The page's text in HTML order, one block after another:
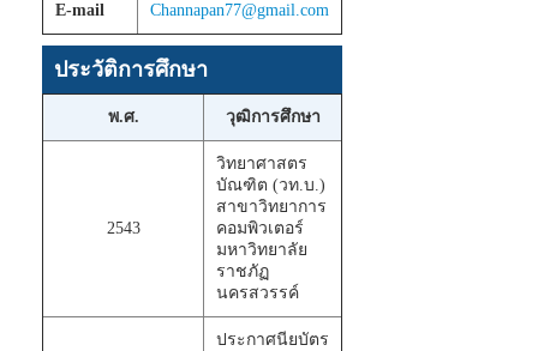
E-mail Channapan77@gmail.com
ประวัติการศึกษา
พ.ศ. วุฒิการศึกษา
2543
วิทยาศาสตร
บัณฑิต (วท.บ.)
สาขาวิทยาการ
คอมพิวเตอร์
มหาวิทยาลัย
ราชภัฏ
นครสวรรค์
ประกาศนียบัตร